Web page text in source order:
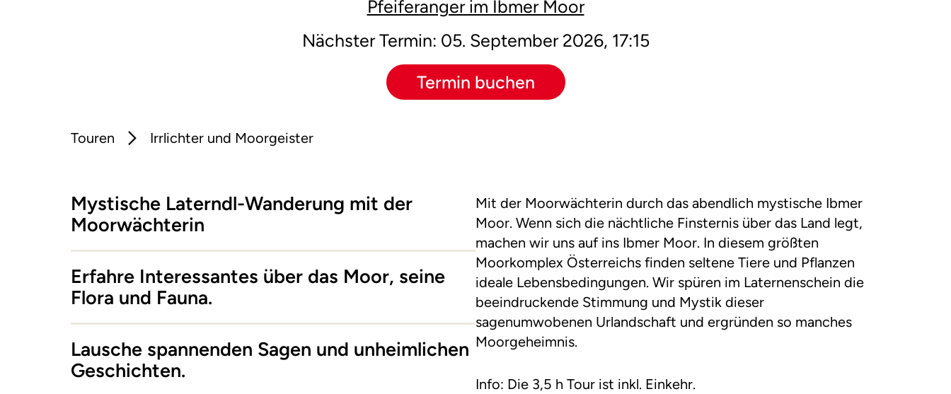
Pfeiferanger im Ibmer Moor
Nächster Termin: 05. September 2026, 17:15
Termin buchen
Touren Irrlichter und Moorgeister
Mystische Laterndl-Wanderung mit der
Moorwächterin
Erfahre Interessantes über das Moor, seine
Flora und Fauna.
Lausche spannenden Sagen und unheimlichen
Geschichten.
Mit der Moorwächterin durch das abendlich mystische Ibmer
Moor. Wenn sich die nächtliche Finsternis über das Land legt,
machen wir uns auf ins Ibmer Moor. In diesem größten
Moorkomplex Österreichs finden seltene Tiere und Pflanzen
ideale Lebensbedingungen. Wir spüren im Laternenschein die
beeindruckende Stimmung und Mystik dieser
sagenumwobenen Urlandschaft und ergründen so manches
Moorgeheimnis.
Info: Die 3,5 h Tour ist inkl. Einkehr.